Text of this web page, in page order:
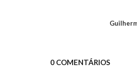
0 COMENTÁRIOS